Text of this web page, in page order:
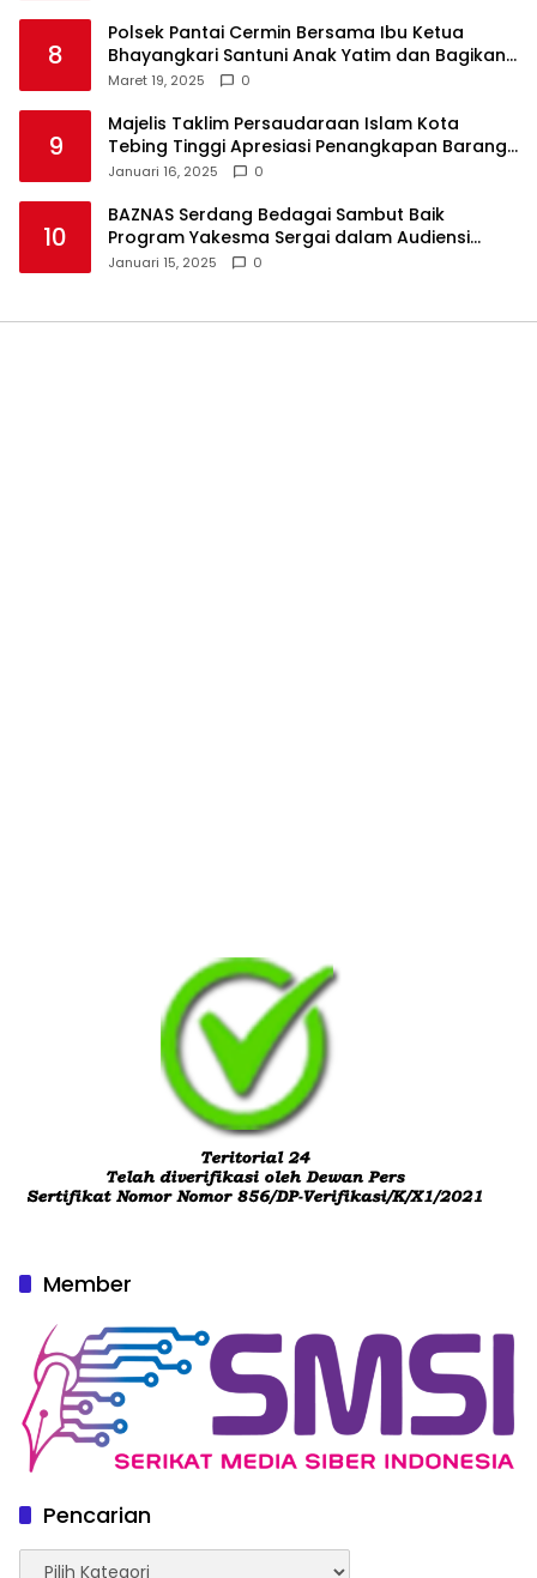
8
Polsek Pantai Cermin Bersama Ibu Ketua
Bhayangkari Santuni Anak Yatim dan Bagikan
Takjil
Maret 19, 2025 0
9
Majelis Taklim Persaudaraan Islam Kota
Tebing Tinggi Apresiasi Penangkapan Barang
Haram
Januari 16, 2025 0
10
BAZNAS Serdang Bedagai Sambut Baik
Program Yakesma Sergai dalam Audiensi
Perkenalan Pengurus Baru
Januari 15, 2025 0
Member
Pencarian
Pencarian